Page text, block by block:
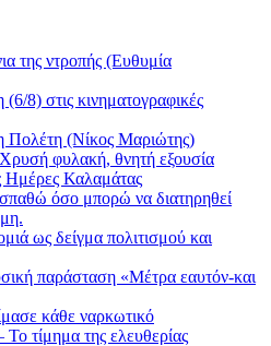
της ντροπής (Ευθυμία
8) στις κινηματογραφικές
Πολέτη (Νίκος Μαριώτης)
φυλακή, θνητή εξουσία
Ημέρες Καλαμάτας
όσο μπορώ να διατηρηθεί
ως δείγμα πολιτισμού και
παράσταση «Μέτρα εαυτόν-και
κάθε ναρκωτικό
τίμημα της ελευθερίας